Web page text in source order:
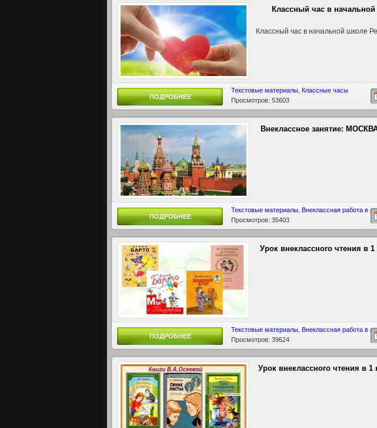
Классный час в
Классный час в начальной школе
ПОДРОБНЕЕ
Текстовые материалы Классные часы
Просмотров: 53603
Внеклассное занятие:
ПОДРОБНЕЕ
Текстовые материалы Внеклассная работа в
Просмотров: 35403
Урок внеклассного чтения в
ПОДРОБНЕЕ
Текстовые материалы Внеклассная работа в
Просмотров: 39624
Урок внеклассного чтения в